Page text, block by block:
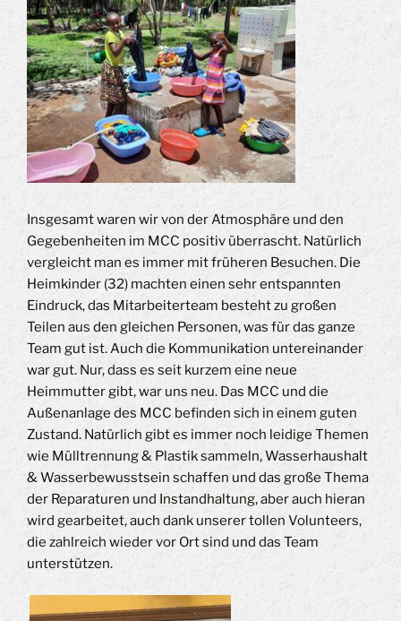
Insgesamt waren wir von der Atmosphäre und den
Gegebenheiten im MCC positiv überrascht. Natürlich
vergleicht man es immer mit früheren Besuchen. Die
Heimkinder (32) machten einen sehr entspannten
Eindruck, das Mitarbeiterteam besteht zu großen
Teilen aus den gleichen Personen, was für das ganze
Team gut ist. Auch die Kommunikation untereinander
war gut. Nur, dass es seit kurzem eine neue
Heimmutter gibt, war uns neu. Das MCC und die
Außenanlage des MCC befinden sich in einem guten
Zustand. Natürlich gibt es immer noch leidige Themen
wie Mülltrennung & Plastik sammeln, Wasserhaushalt
& Wasserbewusstsein schaffen und das große Thema
der Reparaturen und Instandhaltung, aber auch hieran
wird gearbeitet, auch dank unserer tollen Volunteers,
die zahlreich wieder vor Ort sind und das Team
unterstützen.